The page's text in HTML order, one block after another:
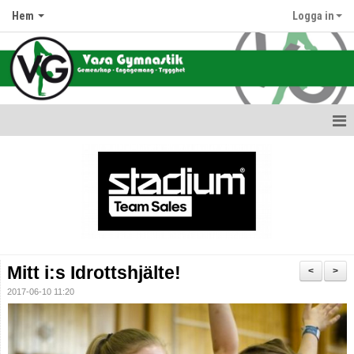
Hem Logga in
Terminsdata & Grupper
Avgifter
>
<
Mitt i:s Idrottshjälte!
2017-06-10 11:20